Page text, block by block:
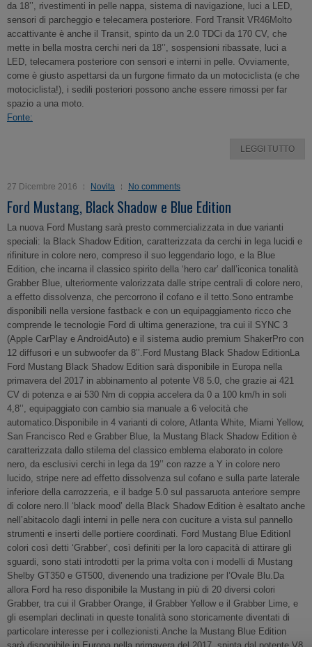
da 18’’, rivestimenti in pelle nappa, sistema di navigazione, luci a LED,
sensori di parcheggio e telecamera posteriore. Ford Transit VR46Molto
accattivante è anche il Transit, spinto da un 2.0 TDCi da 170 CV, che
mette in bella mostra cerchi neri da 18’’, sospensioni ribassate, luci a
LED, telecamera posteriore con sensori e interni in pelle. Ovviamente,
come è giusto aspettarsi da un furgone firmato da un motociclista (e che
motociclista!), i sedili posteriori possono anche essere rimossi per far
spazio a una moto.
Fonte:
LEGGI TUTTO
27 Dicembre 2016 Novita No comments
Ford Mustang, Black Shadow e Blue Edition
La nuova Ford Mustang sarà presto commercializzata in due varianti
speciali: la Black Shadow Edition, caratterizzata da cerchi in lega lucidi e
rifiniture in colore nero, compreso il suo leggendario logo, e la Blue
Edition, che incarna il classico spirito della ‘hero car’ dall’iconica tonalità
Grabber Blue, ulteriormente valorizzata dalle stripe centrali di colore nero,
a effetto dissolvenza, che percorrono il cofano e il tetto.Sono entrambe
disponibili nella versione fastback e con un equipaggiamento ricco che
comprende le tecnologie Ford di ultima generazione, tra cui il SYNC 3
(Apple CarPlay e AndroidAuto) e il sistema audio premium ShakerPro con
12 diffusori e un subwoofer da 8’’.Ford Mustang Black Shadow EditionLa
Ford Mustang Black Shadow Edition sarà disponibile in Europa nella
primavera del 2017 in abbinamento al potente V8 5.0, che grazie ai 421
CV di potenza e ai 530 Nm di coppia accelera da 0 a 100 km/h in soli
4,8’’, equipaggiato con cambio sia manuale a 6 velocità che
automatico.Disponibile in 4 varianti di colore, Atlanta White, Miami Yellow,
San Francisco Red e Grabber Blue, la Mustang Black Shadow Edition è
caratterizzata dallo stilema del classico emblema elaborato in colore
nero, da esclusivi cerchi in lega da 19’’ con razze a Y in colore nero
lucido, stripe nere ad effetto dissolvenza sul cofano e sulla parte laterale
inferiore della carrozzeria, e il badge 5.0 sul passaruota anteriore sempre
di colore nero.Il ‘black mood’ della Black Shadow Edition è esaltato anche
nell’abitacolo dagli interni in pelle nera con cuciture a vista sul pannello
strumenti e inserti delle portiere coordinati. Ford Mustang Blue EditionI
colori così detti ‘Grabber’, così definiti per la loro capacità di attirare gli
sguardi, sono stati introdotti per la prima volta con i modelli di Mustang
Shelby GT350 e GT500, divenendo una tradizione per l’Ovale Blu.Da
allora Ford ha reso disponibile la Mustang in più di 20 diversi colori
Grabber, tra cui il Grabber Orange, il Grabber Yellow e il Grabber Lime, e
gli esemplari declinati in queste tonalità sono storicamente diventati di
particolare interesse per i collezionisti.Anche la Mustang Blue Edition